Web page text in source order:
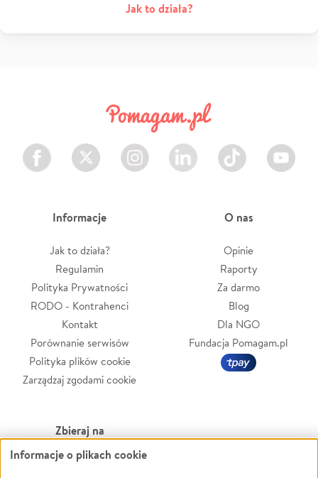
Jak to działa?
Facebook Twitter Instagram LinkedIn TikTok Youtube
Informacje
Jak to działa?
Regulamin
Polityka Prywatności
RODO - Kontrahenci
Kontakt
Porównanie serwisów
Polityka plików cookie
Zarządzaj zgodami cookie
O nas
Opinie
Raporty
Za darmo
Blog
Dla NGO
Fundacja Pomagam.pl
Zbieraj na
Leczenie
Informacje o plikach cookie